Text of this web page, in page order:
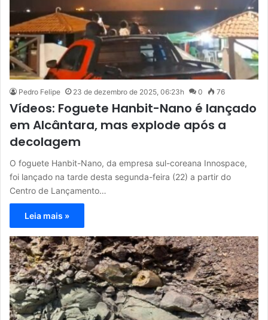
Pedro Felipe 23 de dezembro de 2025, 06:23h 0 76
Vídeos: Foguete Hanbit-Nano é lançado
em Alcântara, mas explode após a
decolagem
O foguete Hanbit-Nano, da empresa sul-coreana Innospace,
foi lançado na tarde desta segunda-feira (22) a partir do
Centro de Lançamento…
Leia mais »